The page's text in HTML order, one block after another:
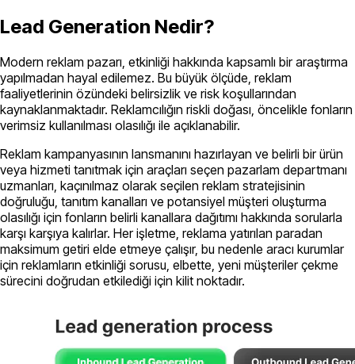
Lead Generation Nedir?
Modern reklam pazarı, etkinliği hakkında kapsamlı bir araştırma
yapılmadan hayal edilemez. Bu büyük ölçüde, reklam
faaliyetlerinin özündeki belirsizlik ve risk koşullarından
kaynaklanmaktadır. Reklamcılığın riskli doğası, öncelikle fonların
verimsiz kullanılması olasılığı ile açıklanabilir.
Reklam kampanyasının lansmanını hazırlayan ve belirli bir ürün
veya hizmeti tanıtmak için araçları seçen pazarlam departmanı
uzmanları, kaçınılmaz olarak seçilen reklam stratejisinin
doğruluğu, tanıtım kanalları ve potansiyel müşteri oluşturma
olasılığı için fonların belirli kanallara dağıtımı hakkında sorularla
karşı karşıya kalırlar. Her işletme, reklama yatırılan paradan
maksimum getiri elde etmeye çalışır, bu nedenle aracı kurumlar
için reklamların etkinliği sorusu, elbette, yeni müşteriler çekme
sürecini doğrudan etkilediği için kilit noktadır.